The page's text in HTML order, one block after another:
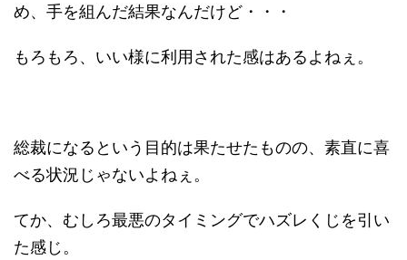
め、手を組んだ結果なんだけど・・・
もろもろ、いい様に利用された感はあるよねぇ。
総裁になるという目的は果たせたものの、素直に喜
べる状況じゃないよねぇ。
てか、むしろ最悪のタイミングでハズレくじを引い
た感じ。